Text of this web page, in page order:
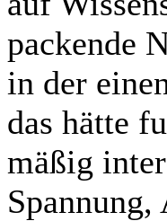
packende
in der
das hätte
mäßig